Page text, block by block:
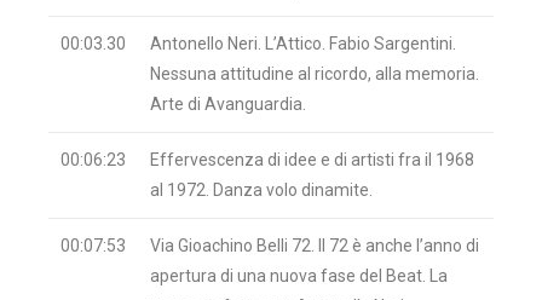
00:03.30
Antonello Neri. L’Attico. Fabio Sargentini.
Nessuna attitudine al ricordo, alla memoria.
Arte di Avanguardia.
00:06:23
Effervescenza di idee e di artisti fra il 1968
al 1972. Danza volo dinamite.
00:07:53
Via Gioachino Belli 72. Il 72 è anche l’anno di
apertura di una nuova fase del Beat. La